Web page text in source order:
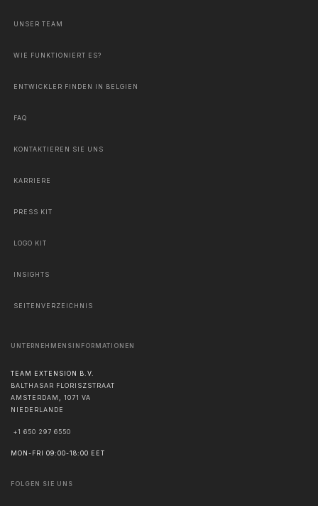
UNSER TEAM
WIE FUNKTIONIERT ES?
ENTWICKLER FINDEN IN BELGIEN
FAQ
KONTAKTIEREN SIE UNS
KARRIERE
PRESS KIT
LOGO KIT
INSIGHTS
SEITENVERZEICHNIS
UNTERNEHMENSINFORMATIONEN
TEAM EXTENSION B.V.
BALTHASAR FLORISZSTRAAT
AMSTERDAM , 1071 VA
NIEDERLANDE
+1 650 297 6550
MON-FRI 09:00-18:00 EET
FOLGEN SIE UNS